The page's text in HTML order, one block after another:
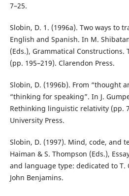
7–25.
Slobin, D. 1. (1996a). Two ways to
English and Spanish. In M.
(Eds.), Grammatical
(pp. 195–219). Clarendon Press.
Slobin, D. (1996b). From “thought
“thinking for speaking”. In J.
Rethinking linguistic relativity (pp.
University Press.
Slobin, D. (1997). Mind, code, and
Haiman & S. Thompson (Eds.),
and language type: dedicated to T.
John Benjamins.